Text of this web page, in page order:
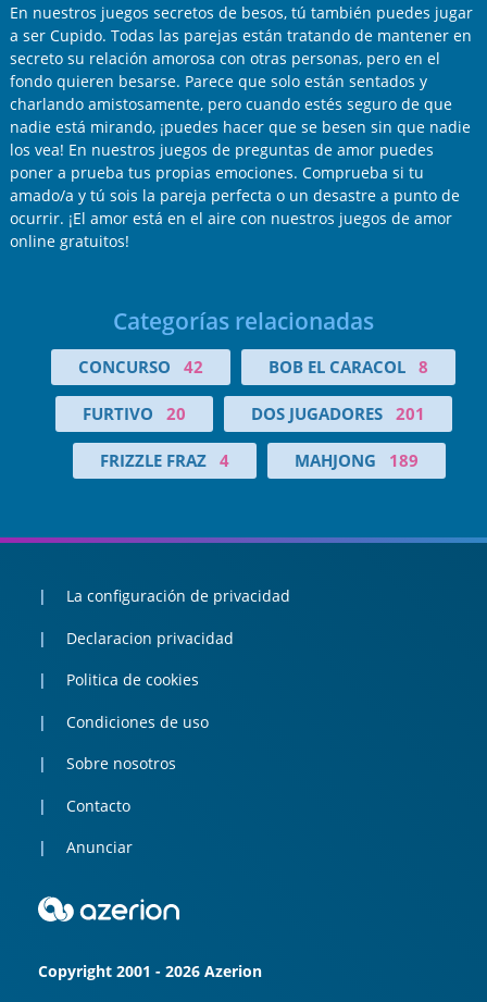
En nuestros juegos secretos de besos, tú también puedes jugar
a ser Cupido. Todas las parejas están tratando de mantener en
secreto su relación amorosa con otras personas, pero en el
fondo quieren besarse. Parece que solo están sentados y
charlando amistosamente, pero cuando estés seguro de que
nadie está mirando, ¡puedes hacer que se besen sin que nadie
los vea! En nuestros juegos de preguntas de amor puedes
poner a prueba tus propias emociones. Comprueba si tu
amado/a y tú sois la pareja perfecta o un desastre a punto de
ocurrir. ¡El amor está en el aire con nuestros juegos de amor
online gratuitos!
Categorías relacionadas
CONCURSO 42 BOB EL CARACOL 8
FURTIVO 20 DOS JUGADORES 201
FRIZZLE FRAZ 4 MAHJONG 189
La configuración de privacidad
Declaracion privacidad
Politica de cookies
Condiciones de uso
Sobre nosotros
Contacto
Anunciar
Copyright 2001 - 2026 Azerion